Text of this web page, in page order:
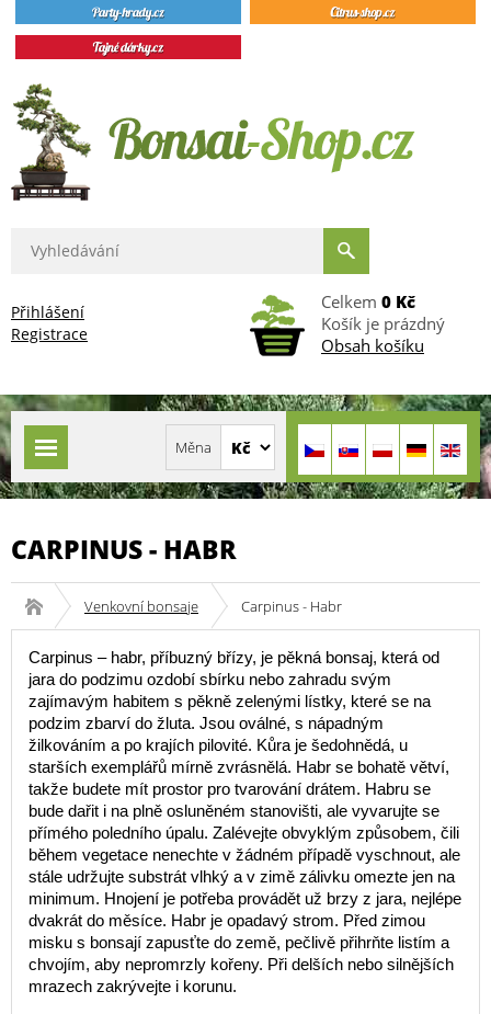
Přihlášení
Registrace
Celkem 0 Kč
Košík je prázdný
Obsah košíku
CARPINUS - HABR
Venkovní bonsaje Carpinus - Habr
Carpinus – habr, příbuzný břízy, je pěkná bonsaj, která od
jara do podzimu ozdobí sbírku nebo zahradu svým
zajímavým habitem s pěkně zelenými lístky, které se na
podzim zbarví do žluta. Jsou oválné, s nápadným
žilkováním a po krajích pilovité. Kůra je šedohnědá, u
starších exemplářů mírně zvrásnělá. Habr se bohatě větví,
takže budete mít prostor pro tvarování drátem. Habru se
bude dařit i na plně osluněném stanovišti, ale vyvarujte se
přímého poledního úpalu. Zalévejte obvyklým způsobem, čili
během vegetace nenechte v žádném případě vyschnout, ale
stále udržujte substrát vlhký a v zimě zálivku omezte jen na
minimum. Hnojení je potřeba provádět už brzy z jara, nejlépe
dvakrát do měsíce. Habr je opadavý strom. Před zimou
misku s bonsají zapusťte do země, pečlivě přihrňte listím a
chvojím, aby nepromrzly kořeny. Při delších nebo silnějších
mrazech zakrývejte i korunu.